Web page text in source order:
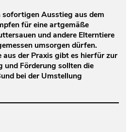
sofortigen Ausstieg aus dem
für eine artgemäße
und andere Elterntiere
umsorgen dürfen.
aus der Praxis gibt es hierfür zur
und Förderung sollten die
bei der Umstellung